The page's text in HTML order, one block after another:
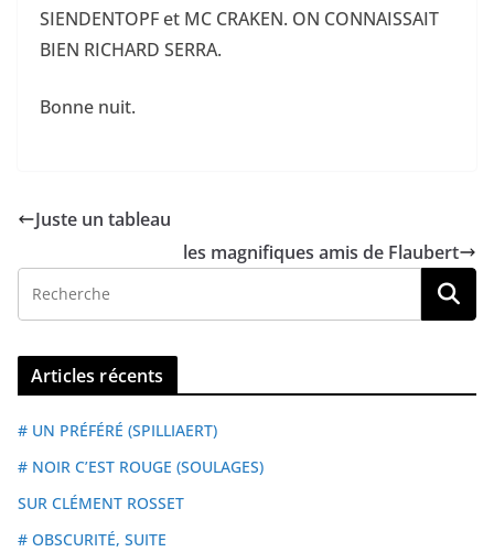
SIENDENTOPF et MC CRAKEN. ON CONNAISSAIT
BIEN RICHARD SERRA.
Bonne nuit.
Juste un tableau
les magnifiques amis de Flaubert
Articles récents
# UN PRÉFÉRÉ (SPILLIAERT)
# NOIR C’EST ROUGE (SOULAGES)
SUR CLÉMENT ROSSET
# OBSCURITÉ, SUITE